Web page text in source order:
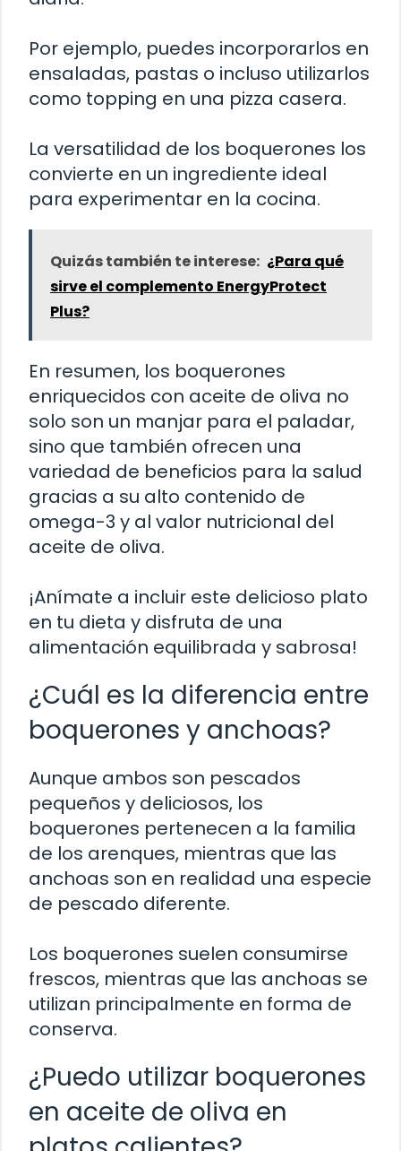
Por ejemplo, puedes incorporarlos en
ensaladas, pastas o incluso utilizarlos
como topping en una pizza casera.
La versatilidad de los boquerones los
convierte en un ingrediente ideal
para experimentar en la cocina.
Quizás también te interese: ¿Para qué
sirve el complemento EnergyProtect
Plus?
En resumen, los boquerones
enriquecidos con aceite de oliva no
solo son un manjar para el paladar,
sino que también ofrecen una
variedad de beneficios para la salud
gracias a su alto contenido de
omega-3 y al valor nutricional del
aceite de oliva.
¡Anímate a incluir este delicioso plato
en tu dieta y disfruta de una
alimentación equilibrada y sabrosa!
¿Cuál es la diferencia entre
boquerones y anchoas?
Aunque ambos son pescados
pequeños y deliciosos, los
boquerones pertenecen a la familia
de los arenques, mientras que las
anchoas son en realidad una especie
de pescado diferente.
Los boquerones suelen consumirse
frescos, mientras que las anchoas se
utilizan principalmente en forma de
conserva.
¿Puedo utilizar boquerones
en aceite de oliva en